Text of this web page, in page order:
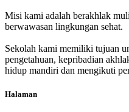
Misi kami adalah berakhlak
berwawasan lingkungan sehat.
Sekolah kami memiliki tujuan
pengetahuan, kepribadian
hidup mandiri dan mengikuti
Halaman